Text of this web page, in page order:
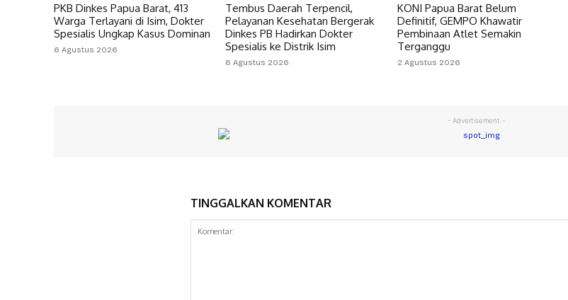
PKB Dinkes Papua Barat, 413
Warga Terlayani di Isim, Dokter
Spesialis Ungkap Kasus Dominan
6 Agustus 2026
Tembus Daerah Terpencil,
Pelayanan Kesehatan Bergerak
Dinkes PB Hadirkan Dokter
Spesialis ke Distrik Isim
6 Agustus 2026
KONI Papua Barat Belum
Definitif, GEMPO Khawatir
Pembinaan Atlet Semakin
Terganggu
2 Agustus 2026
- Advertisement -
TINGGALKAN KOMENTAR